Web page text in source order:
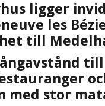
ligger
les
till
med stor